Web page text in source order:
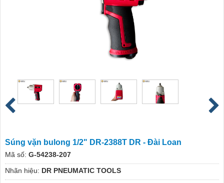
Súng vặn bulong 1/2" DR-2388T DR - Đài Loan
Mã số: G-54238-207
Nhãn hiệu: DR PNEUMATIC TOOLS